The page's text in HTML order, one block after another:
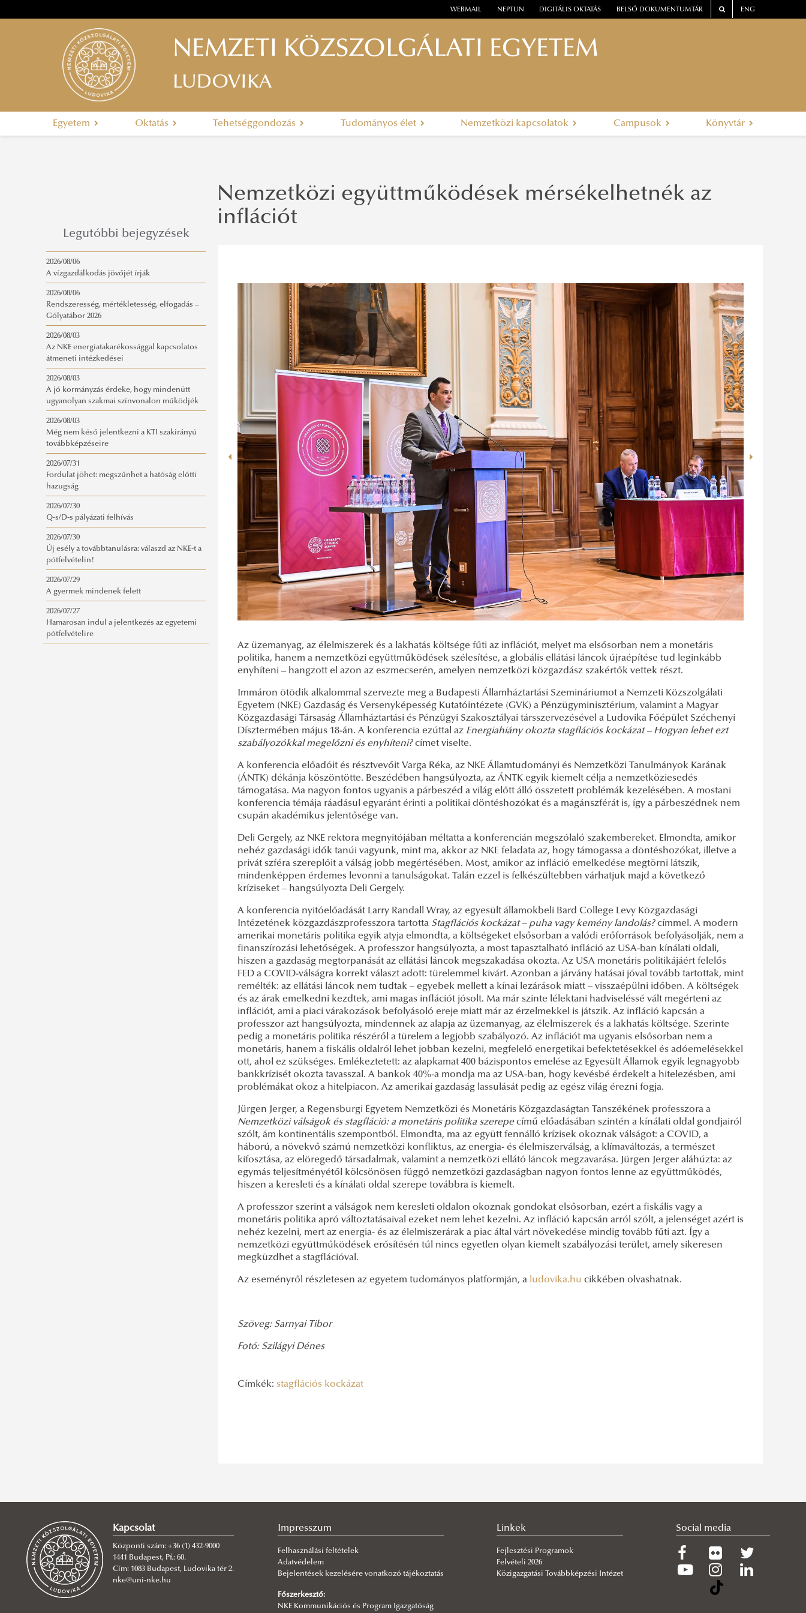
WEBMAIL NEPTUN DIGITÁLIS OKTATÁS BELSŐ DOKUMENTUMTÁR ENG
NEMZETI KÖZSZOLGÁLATI EGYETEM
LUDOVIKA
Egyetem Oktatás Tehetséggondozás Tudományos élet Nemzetközi kapcsolatok Campusok Könyvtár
Legutóbbi bejegyzések
2026/08/06
A vízgazdálkodás jövőjét írják
2026/08/06
Rendszeresség, mértékletesség, elfogadás –
Gólyatábor 2026
2026/08/03
Az NKE energiatakarékossággal kapcsolatos
átmeneti intézkedései
2026/08/03
A jó kormányzás érdeke, hogy mindenütt
ugyanolyan szakmai színvonalon működjék
2026/08/03
Még nem késő jelentkezni a KTI szakirányú
továbbképzéseire
2026/07/31
Fordulat jöhet: megszűnhet a hatóság előtti
hazugság
2026/07/30
Q-s/D-s pályázati felhívás
2026/07/30
Új esély a továbbtanulásra: válaszd az NKE-t a
pótfelvételin!
2026/07/29
A gyermek mindenek felett
2026/07/27
Hamarosan indul a jelentkezés az egyetemi
pótfelvételire
Nemzetközi együttműködések mérsékelhetnék az
inflációt
Az üzemanyag, az élelmiszerek és a lakhatás költsége fűti az inflációt, melyet ma elsősorban nem a monetáris
politika, hanem a nemzetközi együttműködések szélesítése, a globális ellátási láncok újraépítése tud leginkább
enyhíteni – hangzott el azon az eszmecserén, amelyen nemzetközi közgazdász szakértők vettek részt.
Immáron ötödik alkalommal szervezte meg a Budapesti Államháztartási Szemináriumot a Nemzeti Közszolgálati
Egyetem (NKE) Gazdaság és Versenyképesség Kutatóintézete (GVK) a Pénzügyminisztérium, valamint a Magyar
Közgazdasági Társaság Államháztartási és Pénzügyi Szakosztályai társszervezésével a Ludovika Főépület Széchenyi
Dísztermében május 18-án. A konferencia ezúttal az Energiahiány okozta stagflációs kockázat – Hogyan lehet ezt
szabályozókkal megelőzni és enyhíteni?címet viselte.
A konferencia előadóit és résztvevőit Varga Réka, az NKE Államtudományi és Nemzetközi Tanulmányok Karának
(ÁNTK) dékánja köszöntötte. Beszédében hangsúlyozta, az ÁNTK egyik kiemelt célja a nemzetköziesedés
támogatása. Ma nagyon fontos ugyanis a párbeszéd a világ előtt álló összetett problémák kezelésében. A mostani
konferencia témája ráadásul egyaránt érinti a politikai döntéshozókat és a magánszférát is, így a párbeszédnek nem
csupán akadémikus jelentősége van.
Deli Gergely, az NKE rektora megnyitójában méltatta a konferencián megszólaló szakembereket. Elmondta, amikor
nehéz gazdasági idők tanúi vagyunk, mint ma, akkor az NKE feladata az, hogy támogassa a döntéshozókat, illetve a
privát szféra szereplőit a válság jobb megértésében. Most, amikor az infláció emelkedése megtörni látszik,
mindenképpen érdemes levonni a tanulságokat. Talán ezzel is felkészültebben várhatjuk majd a következő
kríziseket ­– hangsúlyozta Deli Gergely.
A konferencia nyitóelőadását Larry Randall Wray, az egyesült államokbeli Bard College Levy Közgazdasági
Intézetének közgazdászprofesszora tartotta Stagflációs kockázat – puha vagy kemény landolás?címmel. A modern
amerikai monetáris politika egyik atyja elmondta, a költségeket elsősorban a valódi erőforrások befolyásolják, nem a
finanszírozási lehetőségek. A professzor hangsúlyozta, a most tapasztalható infláció az USA-ban kínálati oldali,
hiszen a gazdaság megtorpanását az ellátási láncok megszakadása okozta. Az USA monetáris politikájáért felelős
FED a COVID-válságra korrekt választ adott: türelemmel kivárt. Azonban a járvány hatásai jóval tovább tartottak, mint
remélték: az ellátási láncok nem tudtak – egyebek mellett a kínai lezárások miatt – visszaépülni időben. A költségek
és az árak emelkedni kezdtek, ami magas inflációt jósolt. Ma már szinte lélektani hadviseléssé vált megérteni az
inflációt, ami a piaci várakozások befolyásoló ereje miatt már az érzelmekkel is játszik. Az infláció kapcsán a
professzor azt hangsúlyozta, mindennek az alapja az üzemanyag, az élelmiszerek és a lakhatás költsége. Szerinte
pedig a monetáris politika részéről a türelem a legjobb szabályozó. Az inflációt ma ugyanis elsősorban nem a
monetáris, hanem a fiskális oldalról lehet jobban kezelni, megfelelő energetikai befektetésekkel és adóemelésekkel
ott, ahol ez szükséges. Emlékeztetett: az alapkamat 400 bázispontos emelése az Egyesült Államok egyik legnagyobb
bankkrízisét okozta tavasszal. A bankok 40%-a mondja ma az USA-ban, hogy kevésbé érdekelt a hitelezésben, ami
problémákat okoz a hitelpiacon. Az amerikai gazdaság lassulását pedig az egész világ érezni fogja.
Jürgen Jerger, a Regensburgi Egyetem Nemzetközi és Monetáris Közgazdaságtan Tanszékének professzora a
Nemzetközi válságok és stagfláció: a monetáris politika szerepecímű előadásában szintén a kínálati oldal gondjairól
szólt, ám kontinentális szempontból. Elmondta, ma az együtt fennálló krízisek okoznak válságot: a COVID, a
háború, a növekvő számú nemzetközi konfliktus, az energia- és élelmiszerválság, a klímaváltozás, a természet
kifosztása, az elöregedő társadalmak, valamint a nemzetközi ellátó láncok megzavarása. Jürgen Jerger aláhúzta: az
egymás teljesítményétől kölcsönösen függő nemzetközi gazdaságban nagyon fontos lenne az együttműködés,
hiszen a keresleti és a kínálati oldal szerepe továbbra is kiemelt.
A professzor szerint a válságok nem keresleti oldalon okoznak gondokat elsősorban, ezért a fiskális vagy a
monetáris politika apró változtatásaival ezeket nem lehet kezelni. Az infláció kapcsán arról szólt, a jelenséget azért is
nehéz kezelni, mert az energia- és az élelmiszerárak a piac által várt növekedése mindig tovább fűti azt. Így a
nemzetközi együttműködések erősítésén túl nincs egyetlen olyan kiemelt szabályozási terület, amely sikeresen
megküzdhet a stagflációval.
Az eseményről részletesen az egyetem tudományos platformján, a ludovika.hu cikkében olvashatnak.
Szöveg: Sarnyai Tibor
Fotó: Szilágyi Dénes
Címkék: stagflációs kockázat
Kapcsolat
Központi szám: +36 (1) 432-9000
1441 Budapest, Pf.: 60.
Cím: 1083 Budapest, Ludovika tér 2.
nke@uni-nke.hu
Impresszum
Felhasználási feltételek
Adatvédelem
Bejelentések kezelésére vonatkozó tájékoztatás
Főszerkesztő:
NKE Kommunikációs és Program Igazgatóság
Linkek
Fejlesztési Programok
Felvételi 2026
Közigazgatási Továbbképzési Intézet
Social media